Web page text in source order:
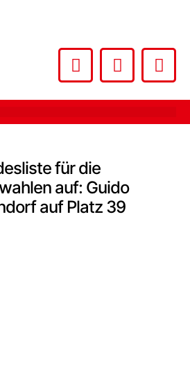
für die
auf: Guido
auf Platz 39